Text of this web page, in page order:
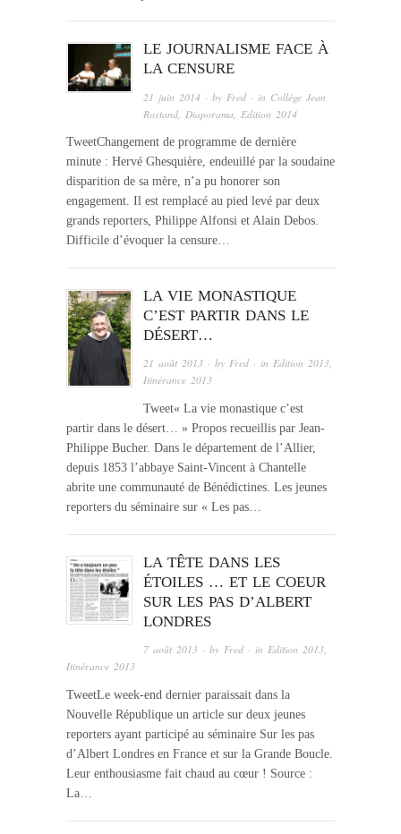
LE JOURNALISME FACE À
LA CENSURE
21 juin 2014 · by Fred · in Collège Jean
Rostand Diaporama Edition 2014
TweetChangement de programme de dernière
minute : Hervé Ghesquière, endeuillé par la soudaine
disparition de sa mère, n’a pu honorer son
engagement. Il est remplacé au pied levé par deux
grands reporters, Philippe Alfonsi et Alain Debos.
Difficile d’évoquer la censure…
LA VIE MONASTIQUE
C’EST PARTIR DANS LE
DÉSERT…
21 août 2013 · byFred · inEdition 2013,
Itinérance 2013
Tweet« La vie monastique c’est
partir dans le désert… » Propos recueillis par Jean-
Philippe Bucher. Dans le département de l’Allier,
depuis 1853 l’abbaye Saint-Vincent à Chantelle
abrite une communauté de Bénédictines. Les jeunes
reporters du séminaire sur « Les pas…
LA TÊTE DANS LES
ÉTOILES … ET LE COEUR
SUR LES PAS D’ALBERT
LONDRES
7 août 2013 · byFred · inEdition 2013,
Itinérance 2013
TweetLe week-end dernier paraissait dans la
Nouvelle République un article sur deux jeunes
reporters ayant participé au séminaire Sur les pas
d’Albert Londres en France et sur la Grande Boucle.
Leur enthousiasme fait chaud au cœur ! Source :
La…